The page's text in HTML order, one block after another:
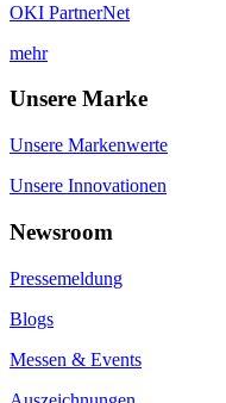
OKI PartnerNet
mehr
Unsere Marke
Unsere Markenwerte
Unsere Innovationen
Newsroom
Pressemeldung
Blogs
Messen & Events